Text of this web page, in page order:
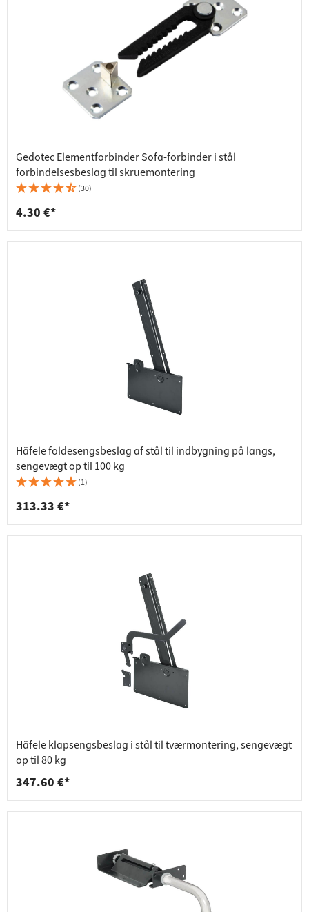
Gedotec Elementforbinder Sofa-forbinder i stål
forbindelsesbeslag til skruemontering
(30)
4.30 €*
Häfele foldesengsbeslag af stål til indbygning på langs,
sengevægt op til 100 kg
(1)
313.33 €*
Häfele klapsengsbeslag i stål til tværmontering, sengevægt
op til 80 kg
347.60 €*